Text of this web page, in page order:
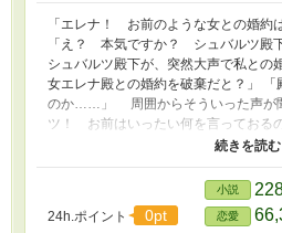
「エレナ！ お前のような女との婚約
「え？ 本気ですか？ シュバルツ殿
シュバルツ殿下が、突然大声で私との
女エレナ殿との婚約を破棄だと？」 「
のか……」 周囲からそういった声が
ツ！ お前はいったい何を言ってお
が声を荒げる。 「父上！ この自称聖
なのです！ 可愛げの１つもない！
す！」 自称じゃなくて教会からムリ
れに、可愛げがなくて悪かったな。私
な繋がりがなければ、あんたなんかお
24h.ポイント 0pt
小説
恋愛